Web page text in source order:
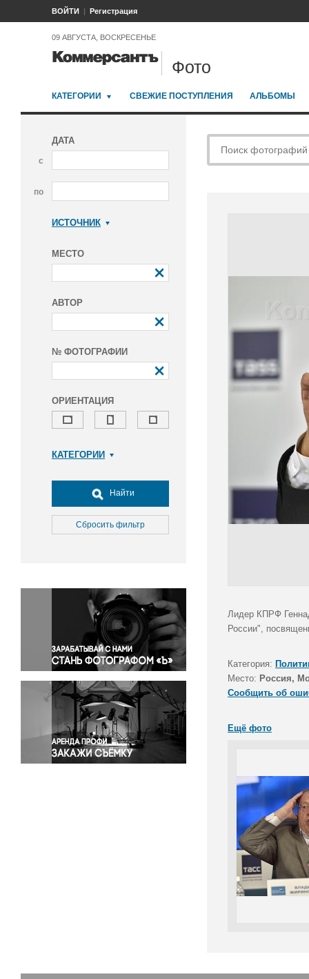
ВОЙТИ Регистрация
09 АВГУСТА, ВОСКРЕСЕНЬЕ
Фото
КАТЕГОРИИ СВЕЖИЕ ПОСТУПЛЕНИЯ АЛЬБОМЫ
ДАТА
с
по
ИСТОЧНИК
МЕСТО
АВТОР
№ ФОТОГРАФИИ
ОРИЕНТАЦИЯ
КАТЕГОРИИ
Досуг, туризм и отдых
Культура
Медицина
Окружающая среда
Политика
Правосудие
Происшествия и конфликты
Религия
Светская жизнь
Спорт
Экология
Экономика и бизнес
Найти
Сбросить фильтр
Лидер КПРФ
России",
Категория:
Место: Россия,
Сообщить об
Ещё фото